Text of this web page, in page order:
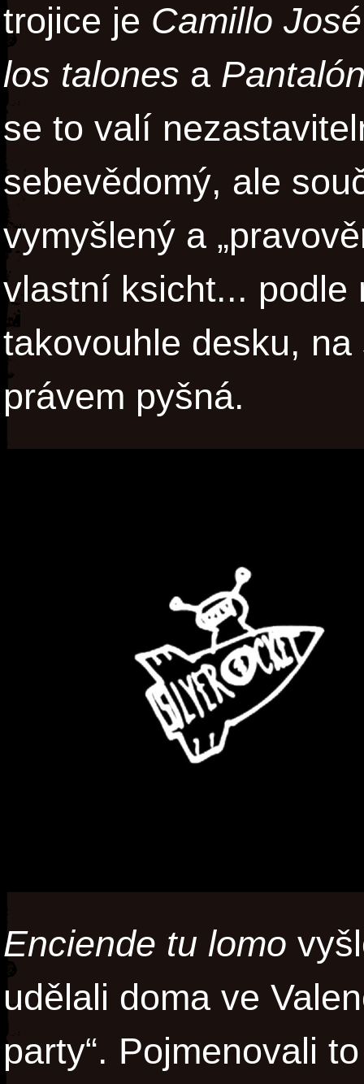
trojice je Camillo
los talones a
se to valí
sebevědomý, ale
vymyšlený a
vlastní ksicht... podle
takovouhle desku,
právem pyšná.
Enciende tu lomo
udělali doma ve
party“. Pojmenovali